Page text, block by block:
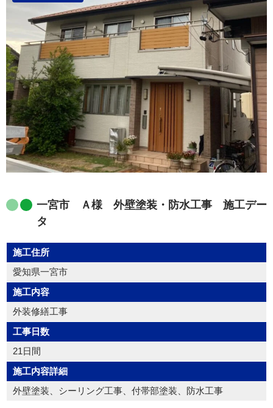
一宮市 Ａ様 外壁塗装・防水工事 施工デー
タ
施工住所
愛知県一宮市
施工内容
外装修繕工事
工事日数
21日間
施工内容詳細
外壁塗装、シーリング工事、付帯部塗装、防水工事